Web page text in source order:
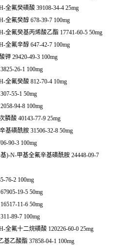
全氟癸磺酸 39108-34-4 25mg
全氟癸醇 678-39-7 100mg
全氟癸基丙烯酸乙酯 17741-60-5 50mg
全氟辛醇 647-42-7 100mg
钾 29420-49-3 100mg
26-1 100mg
全氟癸酸 812-70-4 10mg
55-1 50mg
94-8 100mg
膦酸 40143-77-9 25mg
基磺酰胺 31506-32-8 50mg
90-3 100mg
)-N-甲基全氟辛基磺酰胺 24448-09-7
76-2 100mg
19-5 50mg
11-6 50mg
89-7 100mg
全氟十二烷磺酸 120226-60-0 25mg
基乙酸酯 37858-04-1 100mg